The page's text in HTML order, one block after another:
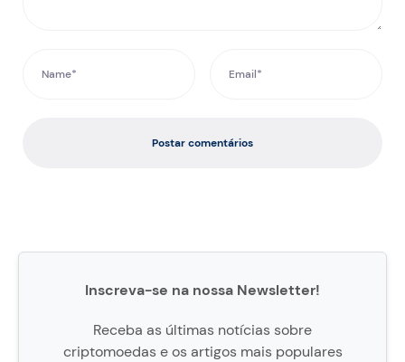
Postar comentários
Inscreva-se na nossa Newsletter!
Receba as últimas notícias sobre
criptomoedas e os artigos mais populares